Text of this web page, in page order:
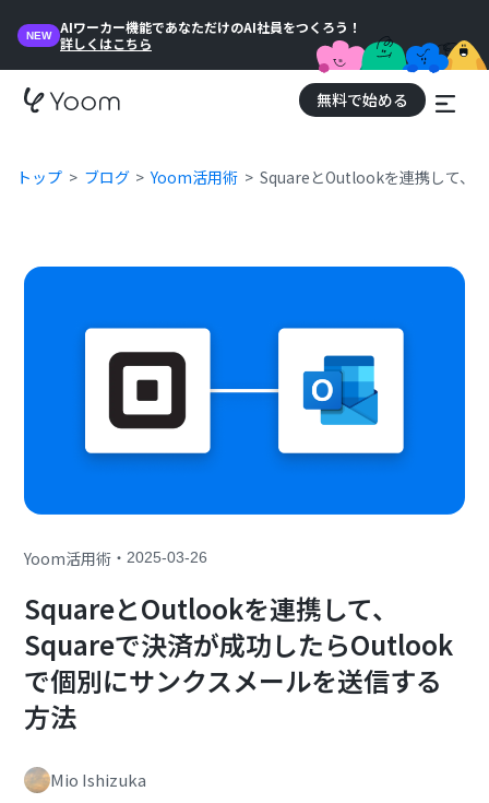
NEW
AIワーカー機能であなただけのAI社員をつくろう！
詳しくはこちら
無料で始める
トップ ブログ Yoom活用術 SquareとOutlookを連携して、
Yoom活用術 ・2025-03-26
SquareとOutlookを連携して、
Squareで決済が成功したらOutlook
で個別にサンクスメールを送信する
方法
Mio Ishizuka